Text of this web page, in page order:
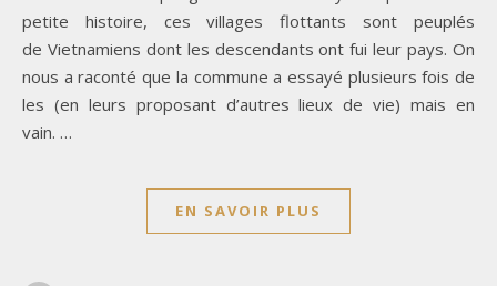
petite histoire, ces villages flottants sont peuplés
de Vietnamiens dont les descendants ont fui leur pays. On
nous a raconté que la commune a essayé plusieurs fois de
les (en leurs proposant d’autres lieux de vie) mais en
vain. …
EN SAVOIR PLUS